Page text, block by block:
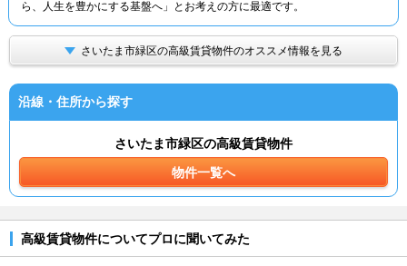
ら、人生を豊かにする基盤へ」とお考えの方に最適です。
さいたま市緑区の高級賃貸物件のオススメ情報を見る
沿線・住所から探す
さいたま市緑区の高級賃貸物件
物件一覧へ
高級賃貸物件についてプロに聞いてみた